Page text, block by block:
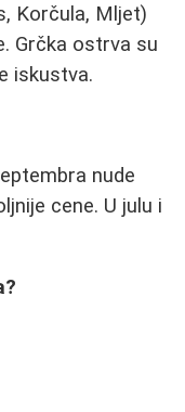
Korčula, Mljet)
Grčka ostrva su
iskustva.
nude
cene. U julu i